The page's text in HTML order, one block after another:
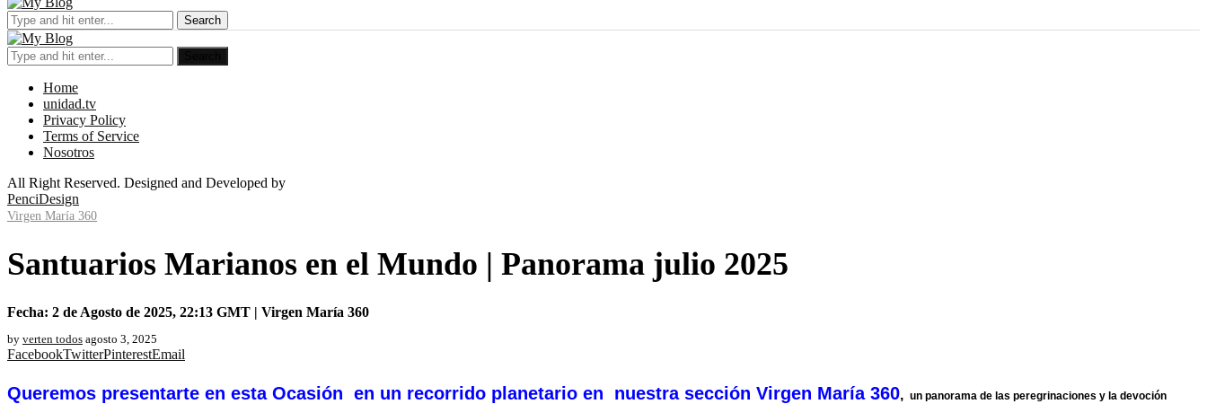
Search
Home
unidad.tv
Privacy Policy
Terms of Service
Nosotros
All Right Reserved. Designed and Developed by
PenciDesign
Virgen María 360
Santuarios Marianos en el Mundo | Panorama julio 2025
Fecha: 2 de Agosto de 2025, 22:13 GMT | Virgen María 360
by verten todos agosto 3, 2025
FacebookTwitterPinterestEmail
Queremos presentarte en esta Ocasión en un recorrido planetario en nuestra sección Virgen María 360, un panorama de las peregrinaciones y la devoción